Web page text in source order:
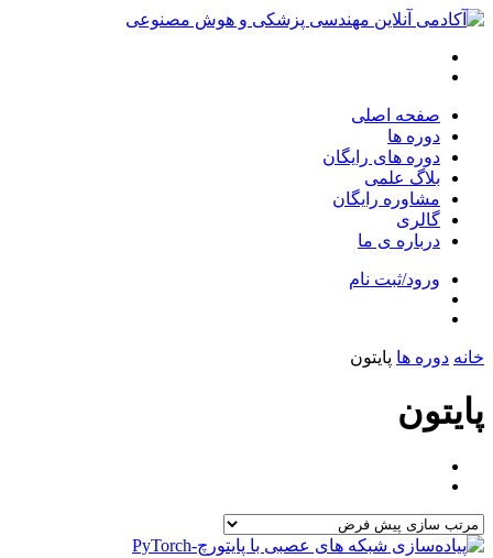
صفحه اصلی
دوره ها
دوره های رایگان
بلاگ علمی
مشاوره رایگان
گالری
درباره ی ما
ورود/ثبت نام
خانه دوره ها پایتون
پایتون